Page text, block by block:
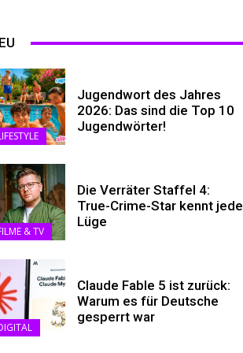
Jugendwort des Jahres
2026: Das sind die Top 10
Jugendwörter!
& TV
Die Verräter Staffel 4:
True-Crime-Star kennt jede
Lüge
Claude Fable 5 ist zurück:
Warum es für Deutsche
gesperrt war